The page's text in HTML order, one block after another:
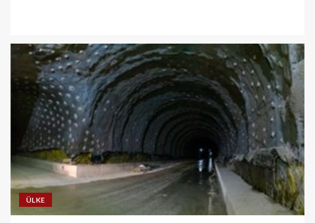
ÜLKE